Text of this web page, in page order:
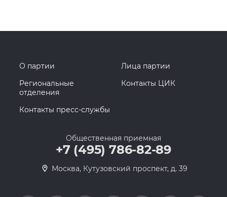
О партии
Лица партии
Региональные
отделения
Контакты ЦИК
Контакты пресс-службы
Общественная приемная
+7 (495) 786-82-89
Москва, Кутузовский проспект, д. 39